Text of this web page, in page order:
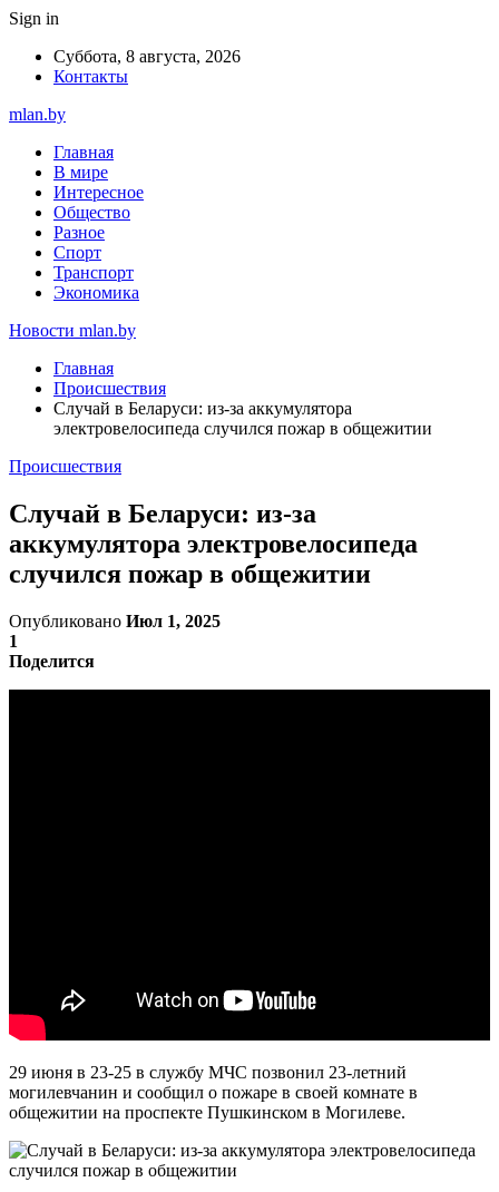
Sign in
Суббота, 8 августа, 2026
Контакты
mlan.by
Главная
В мире
Интересное
Общество
Разное
Спорт
Транспорт
Экономика
Новости mlan.by
Главная
Происшествия
Случай в Беларуси: из-за аккумулятора
электровелосипеда случился пожар в общежитии
Происшествия
Случай в Беларуси: из-за
аккумулятора электровелосипеда
случился пожар в общежитии
Опубликовано Июл 1, 2025
1
Поделится
29 июня в 23-25 в службу МЧС позвонил 23-летний
могилевчанин и сообщил о пожаре в своей комнате в
общежитии на проспекте Пушкинском в Могилеве.